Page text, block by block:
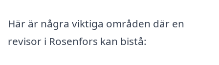
Här är några viktiga områden där en
revisor i Rosenfors kan bistå: